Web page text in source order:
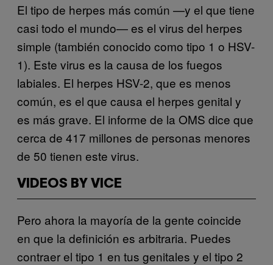
El tipo de herpes más común —y el que tiene
casi todo el mundo— es el virus del herpes
simple (también conocido como tipo 1 o HSV-
1). Este virus es la causa de los fuegos
labiales. El herpes HSV-2, que es menos
común, es el que causa el herpes genital y
es más grave. El informe de la OMS dice que
cerca de 417 millones de personas menores
de 50 tienen este virus.
VIDEOS BY VICE
Pero ahora la mayoría de la gente coincide
en que la definición es arbitraria. Puedes
contraer el tipo 1 en tus genitales y el tipo 2